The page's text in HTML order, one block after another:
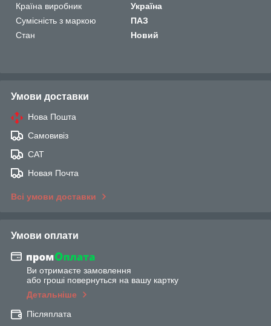
Країна виробник
Україна
Сумісність з маркою
ПАЗ
Стан
Новий
Умови доставки
Нова Пошта
Самовивіз
САТ
Новая Почта
Всі умови доставки
Умови оплати
Ви отримаєте замовлення
або гроші повернуться на вашу картку
Детальніше
Післяплата